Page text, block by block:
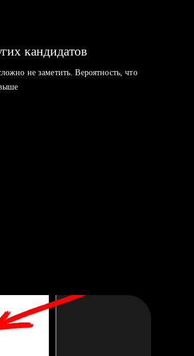
кандидатов
не заметить. Вероятность, что